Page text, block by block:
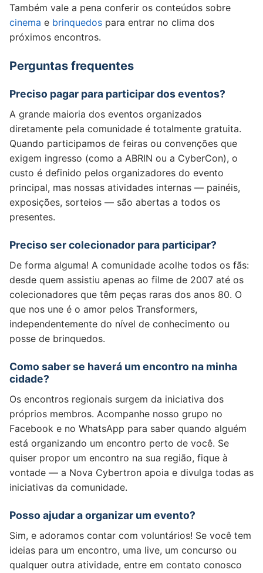
Também vale a pena conferir os conteúdos sobre
cinema e brinquedos para entrar no clima dos
próximos encontros.
Perguntas frequentes
Preciso pagar para participar dos eventos?
A grande maioria dos eventos organizados
diretamente pela comunidade é totalmente gratuita.
Quando participamos de feiras ou convenções que
exigem ingresso (como a ABRIN ou a CyberCon), o
custo é definido pelos organizadores do evento
principal, mas nossas atividades internas — painéis,
exposições, sorteios — são abertas a todos os
presentes.
Preciso ser colecionador para participar?
De forma alguma! A comunidade acolhe todos os fãs:
desde quem assistiu apenas ao filme de 2007 até os
colecionadores que têm peças raras dos anos 80. O
que nos une é o amor pelos Transformers,
independentemente do nível de conhecimento ou
posse de brinquedos.
Como saber se haverá um encontro na minha
cidade?
Os encontros regionais surgem da iniciativa dos
próprios membros. Acompanhe nosso grupo no
Facebook e no WhatsApp para saber quando alguém
está organizando um encontro perto de você. Se
quiser propor um encontro na sua região, fique à
vontade — a Nova Cybertron apoia e divulga todas as
iniciativas da comunidade.
Posso ajudar a organizar um evento?
Sim, e adoramos contar com voluntários! Se você tem
ideias para um encontro, uma live, um concurso ou
qualquer outra atividade, entre em contato conosco